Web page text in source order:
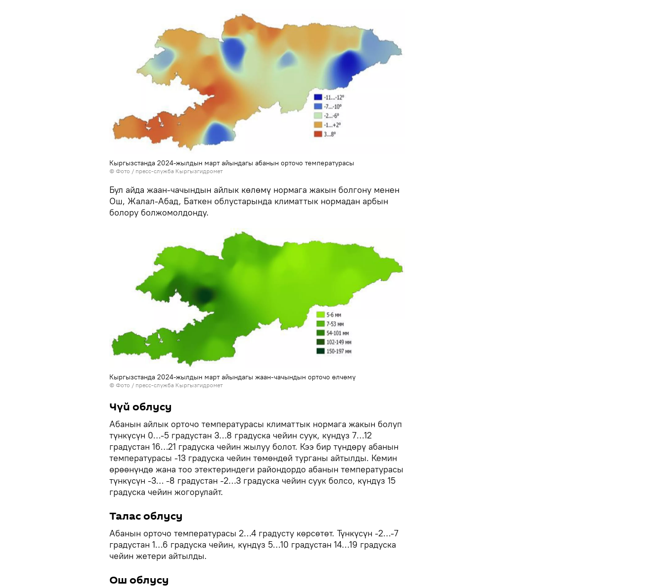
Кыргызстанда 2024-жылдын март айындагы абанын орточо температурасы
© Фото / пресс-служба Кыргызгидромет
Бул айда жаан-чачындын айлык көлөмү нормага жакын болгону менен
Ош, Жалал-Абад, Баткен облустарында климаттык нормадан арбын
болору болжомолдонду.
Кыргызстанда 2024-жылдын март айындагы жаан-чачындын орточо өлчөмү
© Фото / пресс-служба Кыргызгидромет
Чүй облусу
Абанын айлык орточо температурасы климаттык нормага жакын болуп
түнкүсүн 0…-5 градустан 3…8 градуска чейин суук, күндүз 7…12
градустан 16…21 градуска чейин жылуу болот. Кээ бир түндөрү абанын
температурасы -13 градуска чейин төмөндөй турганы айтылды. Кемин
өрөөнүндө жана тоо этектериндеги райондордо абанын температурасы
түнкүсүн -3… -8 градустан -2…3 градуска чейин суук болсо, күндүз 15
градуска чейин жогорулайт.
Талас облусу
Абанын орточо температурасы 2…4 градусту көрсөтөт. Түнкүсүн -2…-7
градустан 1…6 градуска чейин, күндүз 5…10 градустан 14…19 градуска
чейин жетери айтылды.
Ош облусу